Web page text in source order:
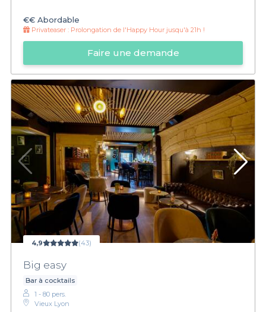
€€ Abordable
Privateaser : Prolongation de l'Happy Hour jusqu'à 21h !
Faire une demande
4,9 (43)
Big easy
Bar à cocktails
1 - 80 pers.
Vieux Lyon